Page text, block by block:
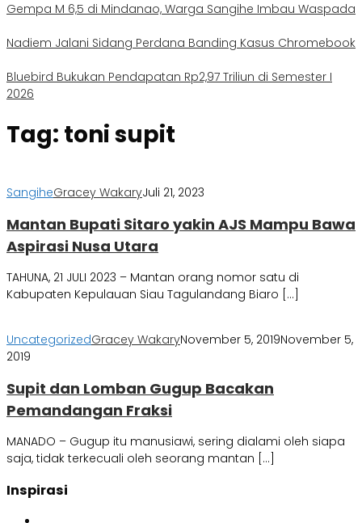
Gempa M 6,5 di Mindanao, Warga Sangihe Imbau Waspada
Nadiem Jalani Sidang Perdana Banding Kasus Chromebook
Bluebird Bukukan Pendapatan Rp2,97 Triliun di Semester I
2026
Tag: toni supit
SangiheGracey WakaryJuli 21, 2023
Mantan Bupati Sitaro yakin AJS Mampu Bawa
Aspirasi Nusa Utara
TAHUNA, 21 JULI 2023 – Mantan orang nomor satu di
Kabupaten Kepulauan Siau Tagulandang Biaro […]
UncategorizedGracey WakaryNovember 5, 2019November 5,
2019
Supit dan Lomban Gugup Bacakan
Pemandangan Fraksi
MANADO – Gugup itu manusiawi, sering dialami oleh siapa
saja, tidak terkecuali oleh seorang mantan […]
Inspirasi